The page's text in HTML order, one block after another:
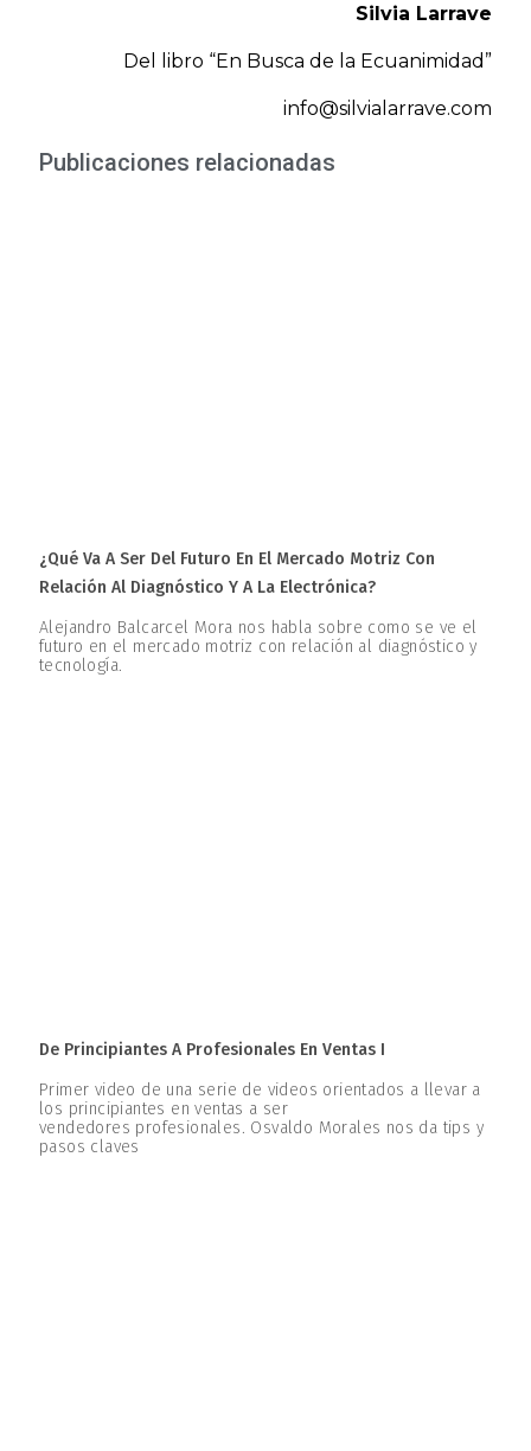
Silvia Larrave
Del libro “En Busca de la Ecuanimidad”
info@silvialarrave.com
Publicaciones relacionadas
¿Qué Va A Ser Del Futuro En El Mercado Motriz Con
Relación Al Diagnóstico Y A La Electrónica?
Alejandro Balcarcel Mora nos habla sobre como se ve el
futuro en el mercado motriz con relación al diagnóstico y
tecnología.
De Principiantes A Profesionales En Ventas I
Primer video de una serie de videos orientados a llevar a
los principiantes en ventas a ser
vendedores profesionales. Osvaldo Morales nos da tips y
pasos claves